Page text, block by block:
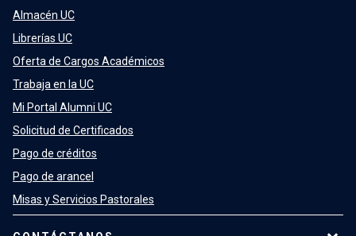
Almacén UC
Librerías UC
Oferta de Cargos Académicos
Trabaja en la UC
Mi Portal Alumni UC
Solicitud de Certificados
Pago de créditos
Pago de arancel
Misas y Servicios Pastorales